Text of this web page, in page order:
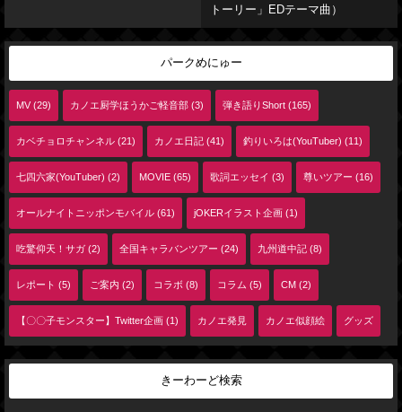
トーリー」EDテーマ曲）
パークめにゅー
MV (29) カノエ厨学ほうかご軽音部 (3) 弾き語りShort (165)
カベチョロチャンネル (21) カノエ日記 (41) 釣りいろは(YouTuber) (11)
七四六家(YouTuber) (2) MOVIE (65) 歌詞エッセイ (3) 尊いツアー (16)
オールナイトニッポンモバイル (61) jOKERイラスト企画 (1)
吃驚仰天！サガ (2) 全国キャラバンツアー (24) 九州道中記 (8)
レポート (5) ご案内 (2) コラボ (8) コラム (5) CM (2)
【〇〇子モンスター】Twitter企画 (1) カノエ発見 カノエ似顔絵 グッズ
きーわーど検索